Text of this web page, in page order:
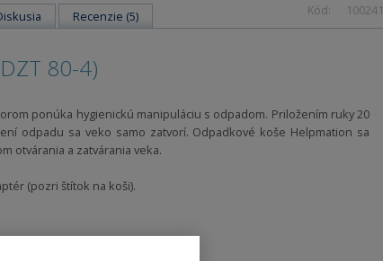
Kód: 100241
Recenzie (5)
80-4)
ponúka hygienickú manipuláciu s odpadom. Priložením ruky 20
odpadu sa veko samo zatvorí. Odpadkové koše Helpmation sa
otvárania a zatvárania veka.
(pozri štítok na koši).